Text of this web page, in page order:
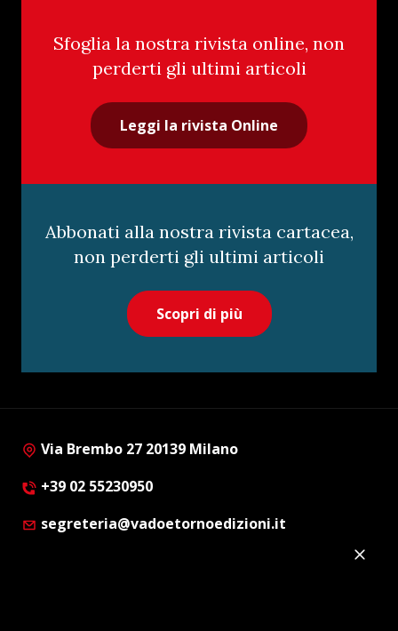
Sfoglia la nostra rivista online, non
perderti gli ultimi articoli
Leggi la rivista Online
Abbonati alla nostra rivista cartacea,
non perderti gli ultimi articoli
Scopri di più
Via Brembo 27 20139 Milano
+39 02 55230950
segreteria@vadoetornoedizioni.it